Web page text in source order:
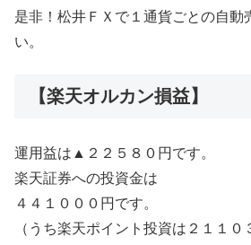
是非！松井ＦＸで１通貨ごとの自動
い。
【楽天オルカン損益】
運用益は▲２２５８０円です。
楽天証券への投資金は
４４１０００円です。
（うち楽天ポイント投資は２１１０